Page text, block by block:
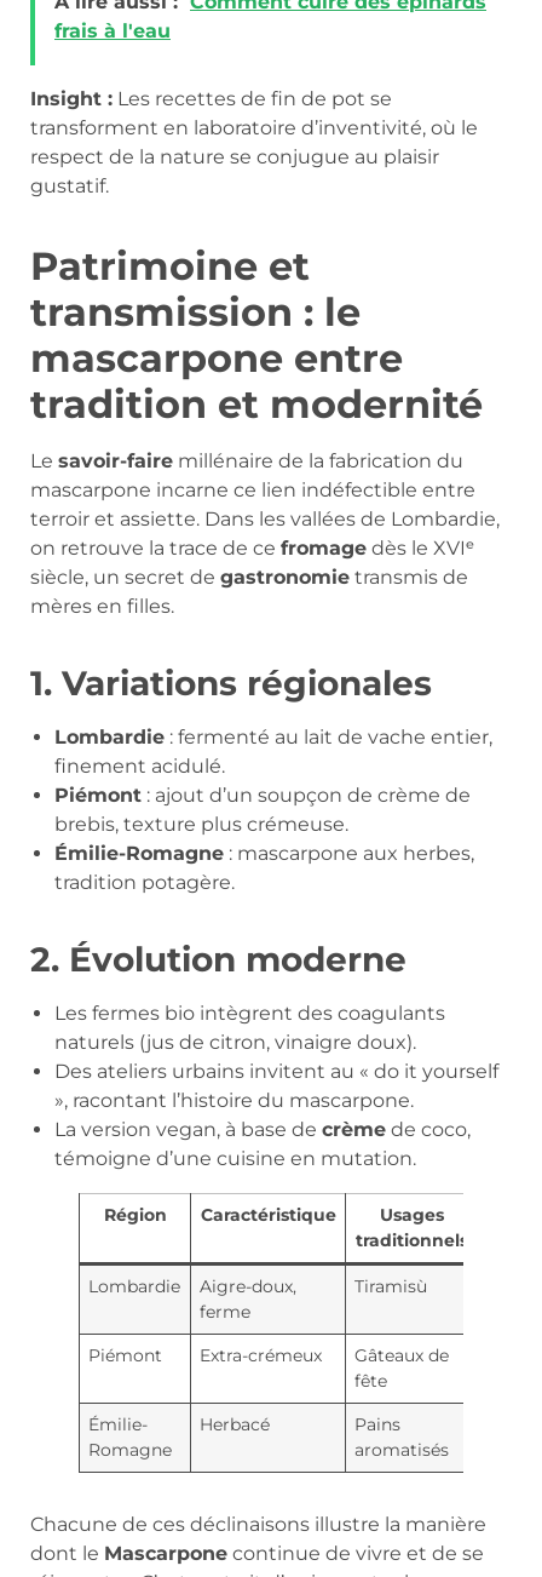
frais à l'eau
Insight : Les recettes de fin de pot se
transforment en laboratoire d’inventivité, où le
respect de la nature se conjugue au plaisir
gustatif.
Patrimoine et
transmission : le
mascarpone entre
tradition et modernité
Le savoir-faire millénaire de la fabrication du
mascarpone incarne ce lien indéfectible entre
terroir et assiette. Dans les vallées de Lombardie,
on retrouve la trace de ce fromage dès le XVIᵉ
siècle, un secret de gastronomie transmis de
mères en filles.
1. Variations régionales
Lombardie : fermenté au lait de vache entier,
finement acidulé.
Piémont : ajout d’un soupçon de crème de
brebis, texture plus crémeuse.
Émilie-Romagne : mascarpone aux herbes,
tradition potagère.
2. Évolution moderne
Les fermes bio intègrent des coagulants
naturels (jus de citron, vinaigre doux).
Des ateliers urbains invitent au « do it yourself
», racontant l’histoire du mascarpone.
La version vegan, à base de crème de coco,
témoigne d’une cuisine en mutation.
Région Caractéristique
Usages
traditionnels
Lombardie
Aigre-doux,
ferme
Tiramisù
Piémont Extra-crémeux
Gâteaux de
fête
Émilie-
Romagne
Herbacé
Pains
aromatisés
Chacune de ces déclinaisons illustre la manière
dont le Mascarpone continue de vivre et de se